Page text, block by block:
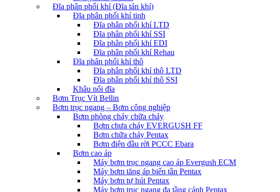
Đĩa phân phối khí (Đĩa tán khí)
Đĩa phân phối khí tinh
Đĩa phân phối khí LTD
Đĩa phân phối khí SSI
Đĩa phân phối khí EDI
Đĩa phân phối khí Rehau
Đĩa phân phối khí thô
Đĩa phân phối khí thô LTD
Đĩa phân phối khí thô SSI
Khâu nối đĩa
Bơm Trục Vít Bellin
Bơm trục ngang – Bơm công nghiệp
Bơm phòng cháy chữa cháy
Bơm chưa cháy EVERGUSH FF
Bơm chữa cháy Pentax
Bơm điện đầu rời PCCC Ebara
Bơm cao áp
Máy bơm trục ngang cao áp Evergush ECM
Máy bơm tăng áp biến tần Pentax
Máy bơm tự hút Pentax
Máy bơm trục ngang đa tầng cánh Pentax